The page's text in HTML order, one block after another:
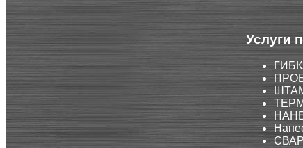
Услуги